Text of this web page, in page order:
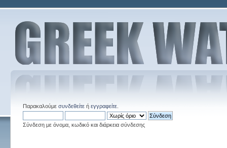
Παρακαλούμε συνδεθείτεή εγγραφείτε.
Σύνδεση με όνομα, κωδικό και διάρκεια σύνδεσης